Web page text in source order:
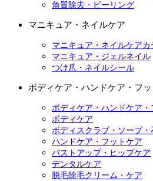
角質除去・ピーリング
マニキュア・ネイルケア
マニキュア・ネイルケアカ
マニキュア・ジェルネイル
つけ爪・ネイルシール
ボディケア・ハンドケア・フ
ボディケア・ハンドケア
ボディケア
ボディスクラブ・ソープ・
ハンドケア・フットケア
バストアップ・ヒップケア
デンタルケア
脱毛除毛クリーム・ケア